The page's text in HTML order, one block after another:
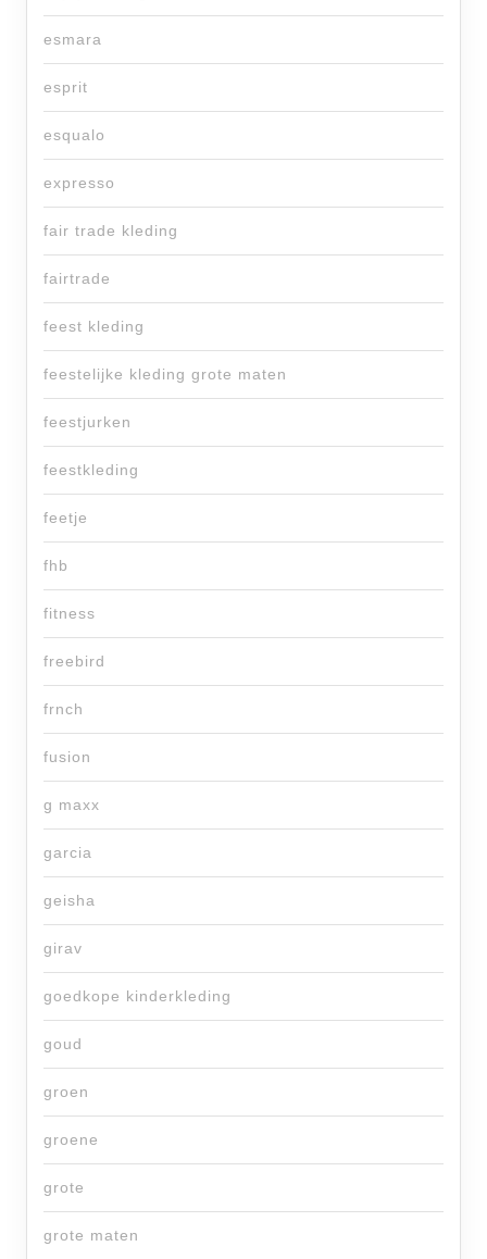
esmara
esprit
esqualo
expresso
fair trade kleding
fairtrade
feest kleding
feestelijke kleding grote maten
feestjurken
feestkleding
feetje
fhb
fitness
freebird
frnch
fusion
g maxx
garcia
geisha
girav
goedkope kinderkleding
goud
groen
groene
grote
grote maten